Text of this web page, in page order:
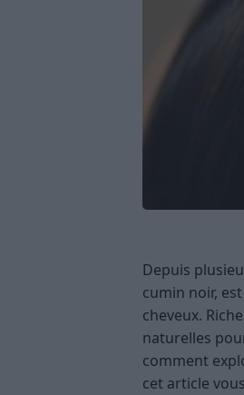
Depuis
cumin noir,
cheveux.
naturelles
comment
cet article